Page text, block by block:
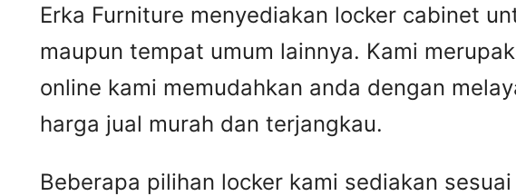
Erka Furniture menyediakan locker cabinet
maupun tempat umum lainnya. Kami
online kami memudahkan anda dengan
harga jual murah dan terjangkau.
Beberapa pilihan locker kami sediakan